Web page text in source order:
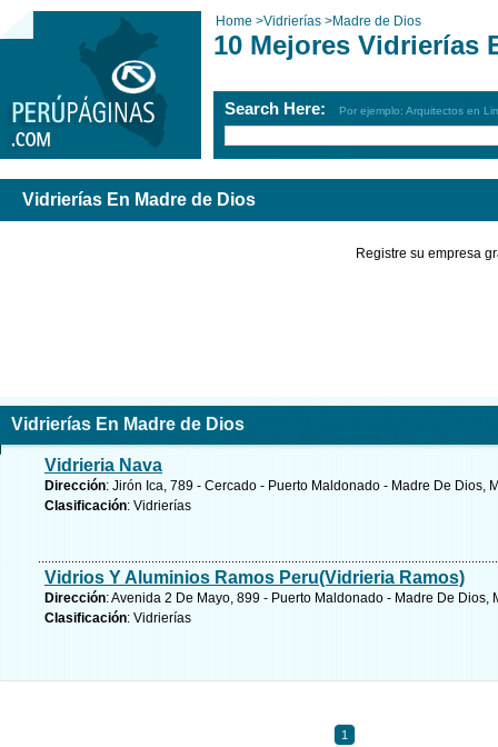
Home >Vidrierías >Madre de Dios
10 Mejores Vidrierías
Search Here: Por ejemplo: Arquitectos en
Vidrierías En Madre de Dios
Registre su empresa
Vidrierías En Madre de Dios
Vidrieria Nava
Dirección: Jirón Ica, 789 - Cercado - Puerto Maldonado - Madre De Dios,
Clasificación: Vidrierías
Vidrios Y Aluminios Ramos Peru(Vidrieria Ramos)
Dirección: Avenida 2 De Mayo, 899 - Puerto Maldonado - Madre De Dios,
Clasificación: Vidrierías
1